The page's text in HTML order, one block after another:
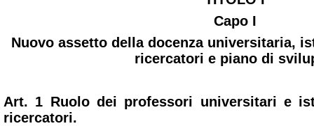
Capo I
Nuovo assetto della docenza universitaria,
ricercatori e piano di
Art. 1 Ruolo dei professori universitari e
ricercatori.